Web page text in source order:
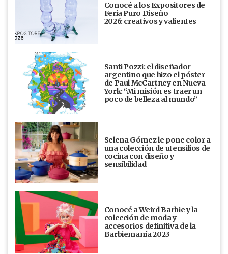
Conocé a los Expositores de
Feria Puro Diseño
2026: creativos y valientes
Santi Pozzi: el diseñador
argentino que hizo el póster
de Paul McCartney en Nueva
York: “Mi misión es traer un
poco de belleza al mundo”
Selena Gómez le pone color a
una colección de utensilios de
cocina con diseño y
sensibilidad
Conocé a Weird Barbie y la
colección de moda y
accesorios definitiva de la
Barbiemanía 2023